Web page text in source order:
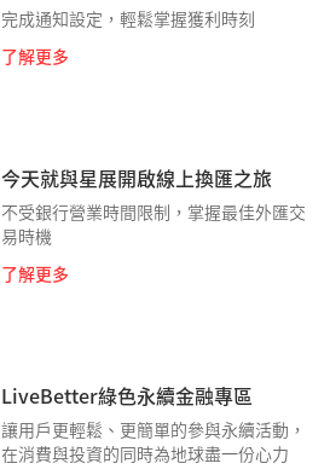
完成通知設定，輕鬆掌握獲利時刻
了解更多
今天就與星展開啟線上換匯之旅
不受銀行營業時間限制，掌握最佳外匯交
易時機
了解更多
LiveBetter綠色永續金融專區
讓用戶更輕鬆、更簡單的參與永續活動，
在消費與投資的同時為地球盡一份心力